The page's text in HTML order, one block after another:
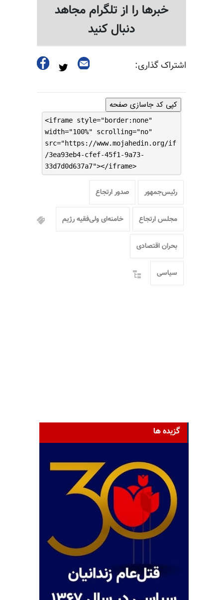
خبرها را از تلگرام مجاهد
دنبال کنید
اشتراک گذاری:
کپی کد جاسازی صفحه
<iframe style="border:none"
width="100%" scrolling="no"
src="https://www.mojahedin.org/if
/3ea93eb4-cfef-45f1-9a73-
33d7d0d637a7"></iframe>
رئیس‌جمهور صدور ارتجاع
مجلس ارتجاع خامنه‌ای ولی‌فقیه رژیم
بحران اقتصادی
سیاسی
گزیده ها